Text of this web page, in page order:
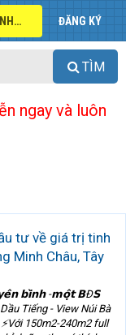
ĐĂNG NHẬP ĐĂNG KÝ
TÌM
ngay và luôn
tư về giá trị tinh
Minh Châu, Tây
𝗯𝗶̀𝗻𝗵 -𝗺𝗼̣̂𝘁 𝗕Đ𝗦
Tiếng - View Núi Bà
150m2-240m2 full